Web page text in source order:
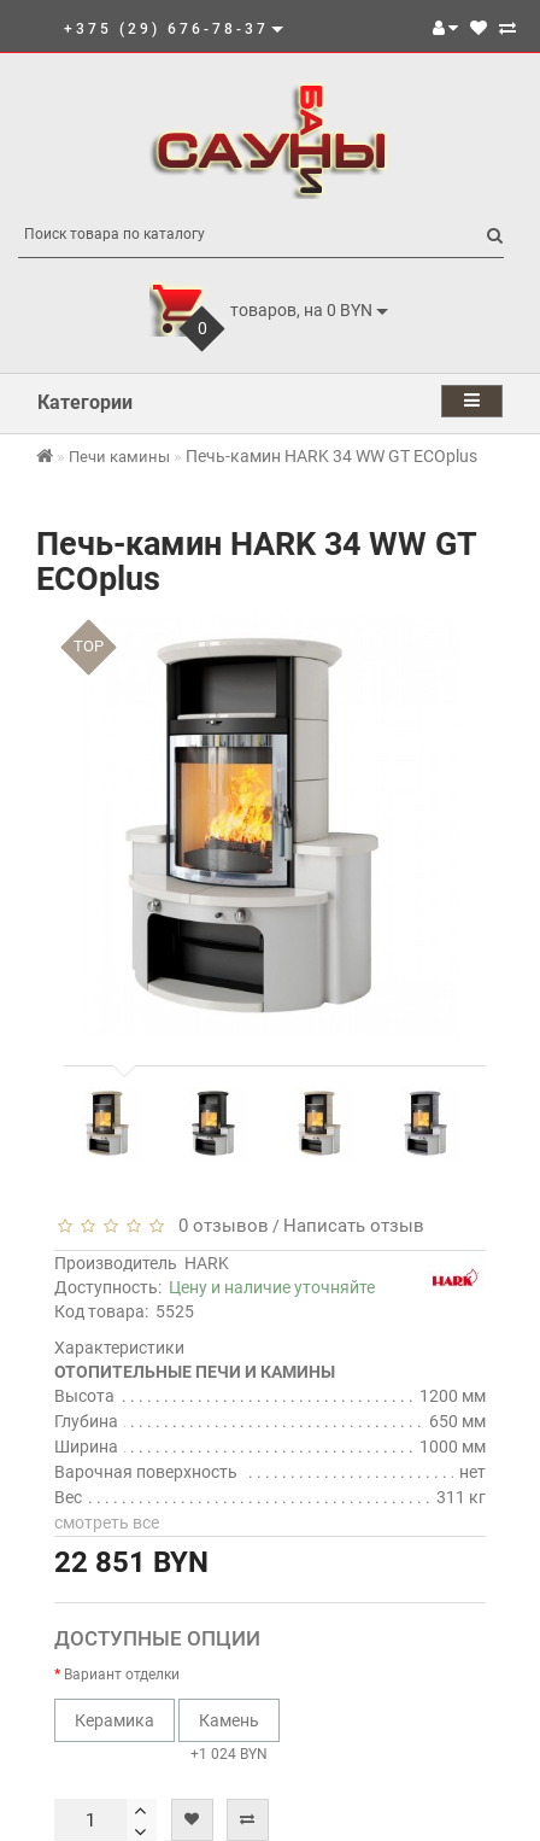
+375 (29) 676-78-37
0
товаров, на 0 BYN
Категории
Печи камины Печь-камин HARK 34 WW GT ECOplus
Печь-камин HARK 34 WW GT
ECOplus
TOP
0 отзывов / Написать отзыв
Производитель HARK
Доступность: Цену и наличие уточняйте
Код товара: 5525
Характеристики
ОТОПИТЕЛЬНЫЕ ПЕЧИ И КАМИНЫ
Высота
1200 мм
Глубина
650 мм
Ширина
1000 мм
Варочная поверхность
нет
Вес
311 кг
смотреть все
22 851 BYN
ДОСТУПНЫЕ ОПЦИИ
Вариант отделки
Керамика Камень
+1 024 BYN